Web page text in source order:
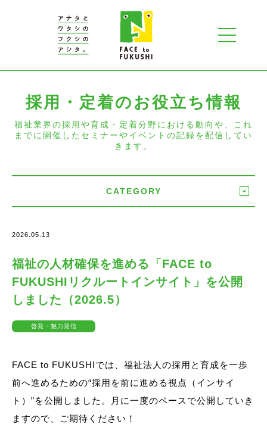
採用・定着のお役立ち情報
福祉業界の採用や育成・定着分野における動向や、これ
までに開催したセミナーやイベントの記録を配信してい
きます。
CATEGORY
2026.05.13
福祉の人材確保を進める「FACE to
FUKUSHIリクルートインサイト」を公開
しました（2026.5）
啓発・魅力発信
FACE to FUKUSHIでは、福祉法人の採用と育成を一歩
前へ進めるための“採用を前に進める視点（インサイ
ト）”を公開しました。月に一度のペースで公開していき
ますので、ご期待ください！